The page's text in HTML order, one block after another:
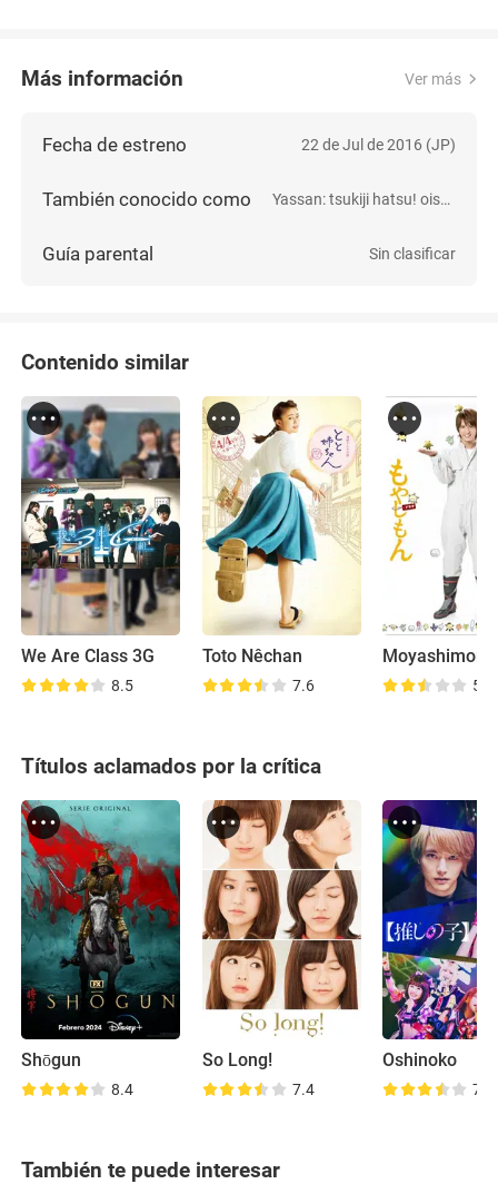
Más información Ver más
Fecha de estreno 22 de Jul de 2016 (JP)
También conocido como Yassan: tsukiji hatsu! oishii jikenbo
Guía parental Sin clasificar
Contenido similar
We Are Class 3G
8.5
Toto Nêchan
7.6
Moyashimon
5.3
Títulos aclamados por la crítica
Shōgun
8.4
So Long!
7.4
Oshinoko
7.2
También te puede interesar